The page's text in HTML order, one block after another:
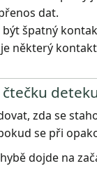
dat.
být špatný
některý
zda se
se při
dojde na